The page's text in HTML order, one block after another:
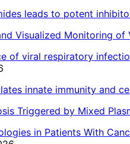
leads to potent
Visualized Monitoring
of viral respiratory
innate immunity and
Triggered by Mixed
in Patients With